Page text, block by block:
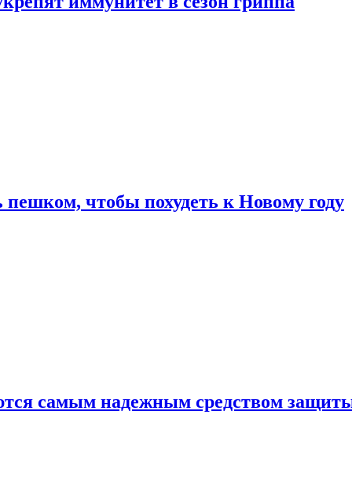
чтобы похудеть к Новому году
самым надежным средством